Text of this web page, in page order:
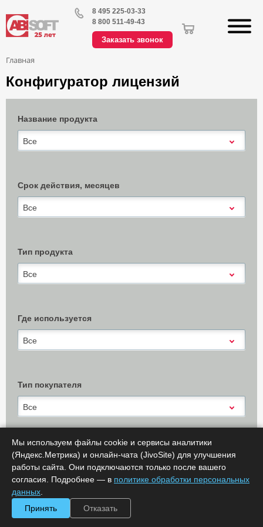
8 495 225-03-33
8 800 511-49-43
Заказать звонок
Главная
Конфигуратор лицензий
Название продукта
Все
Срок действия, месяцев
Все
Тип продукта
Все
Где используется
Все
Тип покупателя
Все
Показать результаты (0) Х Очистить
Сообщить об ошибке
Мы используем файлы cookie и сервисы аналитики
(Яндекс.Метрика) и онлайн-чата (JivoSite) для улучшения
работы сайта. Они подключаются только после вашего
согласия. Подробнее — в политике обработки персональных
данных
Принять
Отказать